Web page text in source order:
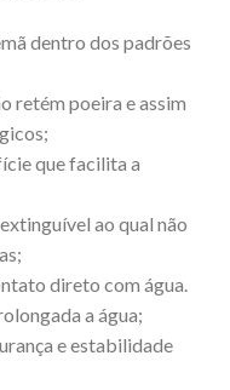
dentro dos padrões
retém poeira e assim
que facilita a
ao qual não
direto com água.
a água;
e estabilidade